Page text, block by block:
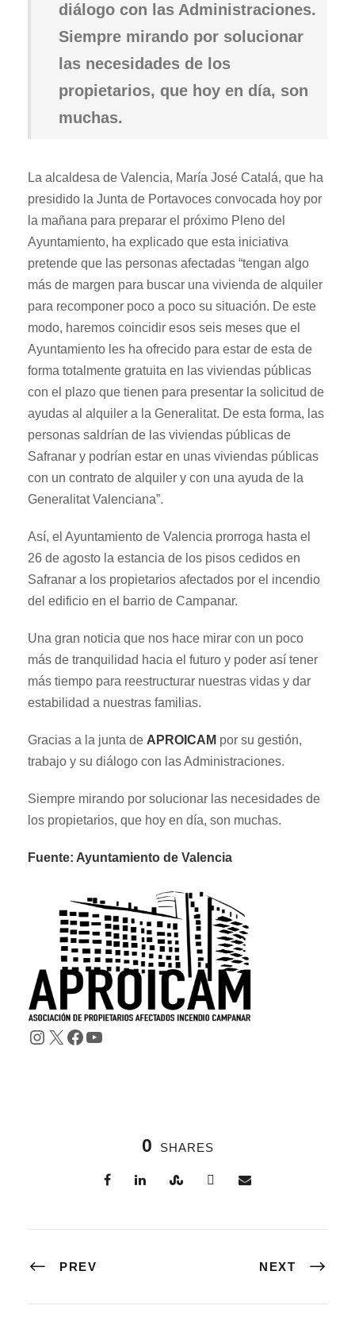
diálogo con las Administraciones.
Siempre mirando por solucionar
las necesidades de los
propietarios, que hoy en día, son
muchas.
La alcaldesa de Valencia, María José Catalá, que ha
presidido la Junta de Portavoces convocada hoy por
la mañana para preparar el próximo Pleno del
Ayuntamiento, ha explicado que esta iniciativa
pretende que las personas afectadas “tengan algo
más de margen para buscar una vivienda de alquiler
para recomponer poco a poco su situación. De este
modo, haremos coincidir esos seis meses que el
Ayuntamiento les ha ofrecido para estar de esta de
forma totalmente gratuita en las viviendas públicas
con el plazo que tienen para presentar la solicitud de
ayudas al alquiler a la Generalitat. De esta forma, las
personas saldrían de las viviendas públicas de
Safranar y podrían estar en unas viviendas públicas
con un contrato de alquiler y con una ayuda de la
Generalitat Valenciana”.
Así, el Ayuntamiento de Valencia prorroga hasta el
26 de agosto la estancia de los pisos cedidos en
Safranar a los propietarios afectados por el incendio
del edificio en el barrio de Campanar.
Una gran noticia que nos hace mirar con un poco
más de tranquilidad hacia el futuro y poder así tener
más tiempo para reestructurar nuestras vidas y dar
estabilidad a nuestras familias.
Gracias a la junta de APROICAM por su gestión,
trabajo y su diálogo con las Administraciones.
Siempre mirando por solucionar las necesidades de
los propietarios, que hoy en día, son muchas.
Fuente: Ayuntamiento de Valencia
Instagram X Facebook YouTube
0 SHARES
PREV NEXT